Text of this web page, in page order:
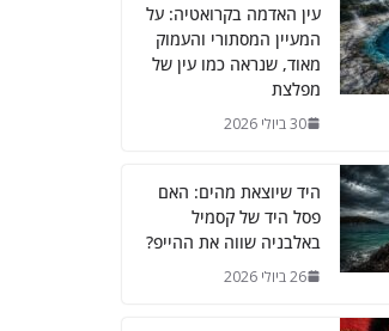
עין האדמה בקרואטיה: על
המעיין המסתורי והעמוק
מאוד, שנראה כמו עין של
מפלצת
30 ביולי 2026
היד שיוצאת מהים: האם
פסל היד של קסמיל
באלבניה שווה את ההייפ?
26 ביולי 2026